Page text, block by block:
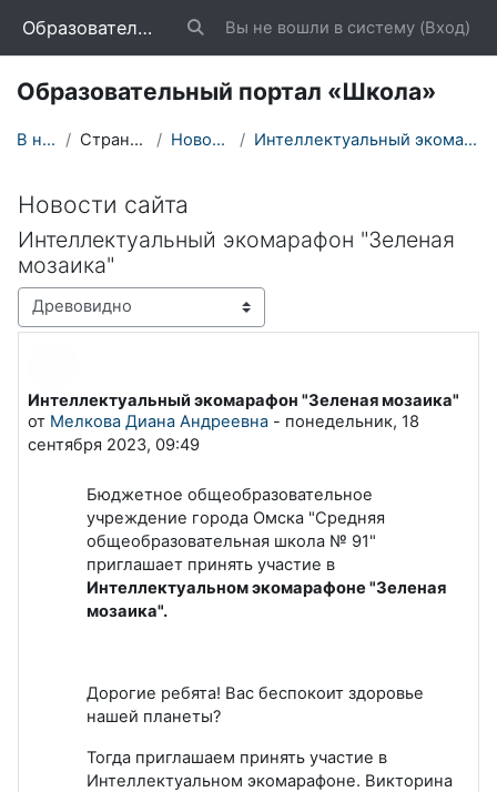
Образовательный портал «Школа» Изменить данные поисковой строки
Вы не вошли в систему (Вход)
Образовательный портал «Школа»
В начало Страницы сайта Новости сайта Интеллектуальный экомарафон "Зеленая мозаика"
Новости сайта
Интеллектуальный экомарафон "Зеленая
мозаика"
Режим отображения
Интеллектуальный экомарафон "Зеленая мозаика"
от Мелкова Диана Андреевна - понедельник, 18
сентября 2023, 09:49
Количество ответов: 0
Бюджетное общеобразовательное
учреждение города Омска "Средняя
общеобразовательная школа № 91"
приглашает принять участие в
Интеллектуальном экомарафоне "Зеленая
мозаика".
Дорогие ребята! Вас беспокоит здоровье
нашей планеты?
Тогда приглашаем принять участие в
Интеллектуальном экомарафоне. Викторина